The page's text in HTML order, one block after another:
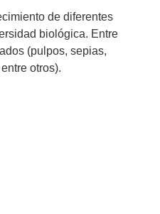
de diferentes
biológica. Entre
(pulpos, sepias,
otros).